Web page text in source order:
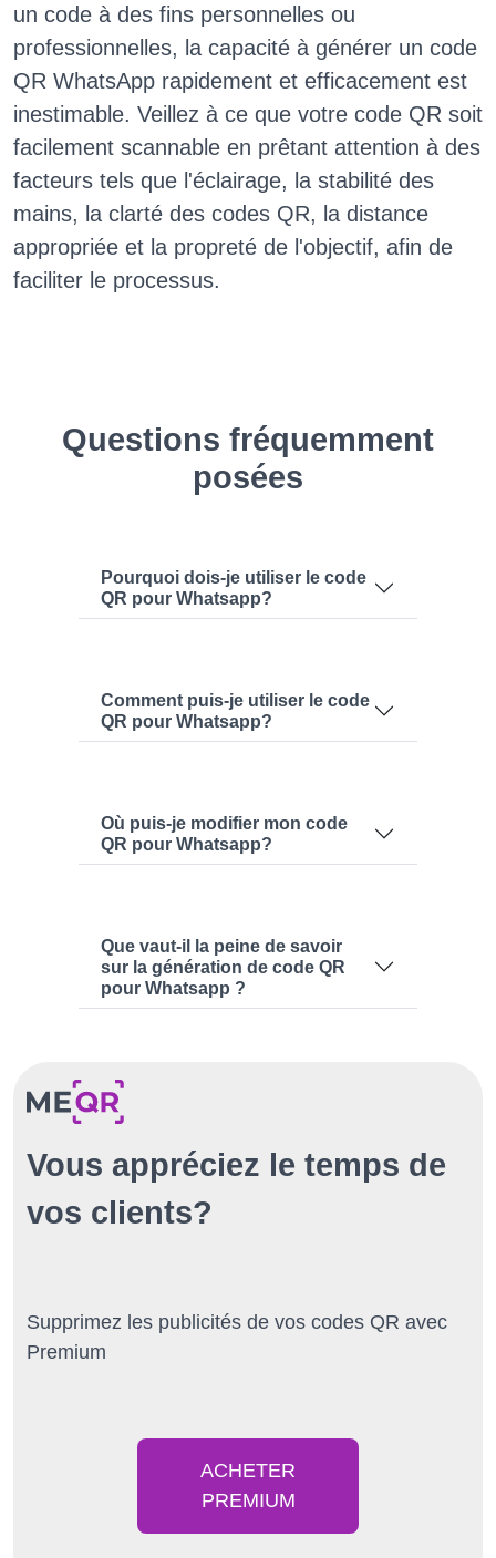
un code à des fins personnelles ou
professionnelles, la capacité à générer un code
QR WhatsApp rapidement et efficacement est
inestimable. Veillez à ce que votre code QR soit
facilement scannable en prêtant attention à des
facteurs tels que l'éclairage, la stabilité des
mains, la clarté des codes QR, la distance
appropriée et la propreté de l'objectif, afin de
faciliter le processus.
Questions fréquemment
posées
Pourquoi dois-je utiliser le code
QR pour Whatsapp?
Comment puis-je utiliser le code
QR pour Whatsapp?
Où puis-je modifier mon code
QR pour Whatsapp?
Que vaut-il la peine de savoir
sur la génération de code QR
pour Whatsapp ?
Vous appréciez le temps de
vos clients?
Supprimez les publicités de vos codes QR avec
Premium
ACHETER
PREMIUM